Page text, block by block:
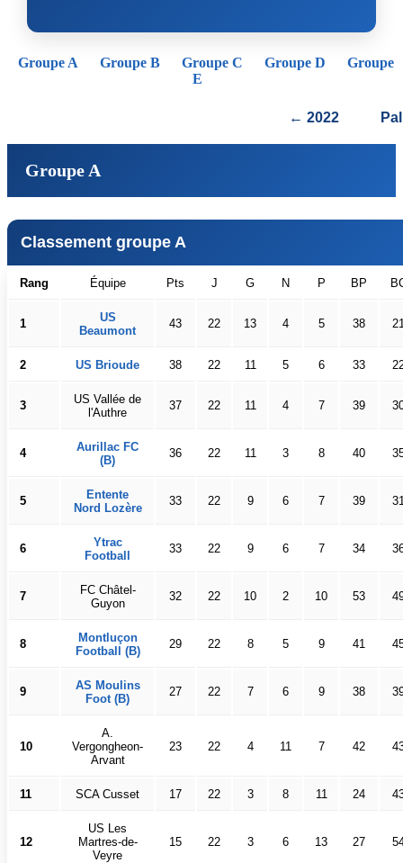
Groupe A Groupe B Groupe C Groupe D
Groupe
E
← 2022
Groupe A
Classement groupe A
Rang Équipe Pts J G N P BP
1
US
Beaumont
43 22 13 4 5 38
2 US Brioude 38 22 11 5 6 33
3
US Vallée de
l'Authre
37 22 11 4 7 39
4
Aurillac FC
(B)
36 22 11 3 8 40
5
Entente
Nord Lozère
33 22 9 6 7 39
6
Ytrac
Football
33 22 9 6 7 34
7
FC Châtel-
Guyon
32 22 10 2 10 53
8
Montluçon
Football (B)
29 22 8 5 9 41
9
AS Moulins
Foot (B)
27 22 7 6 9 38
10
A.
Vergongheon-
Arvant
23 22 4 11 7 42
11 SCA Cusset 17 22 3 8 11 24
12
US Les
Martres-de-
Veyre
15 22 3 6 13 27